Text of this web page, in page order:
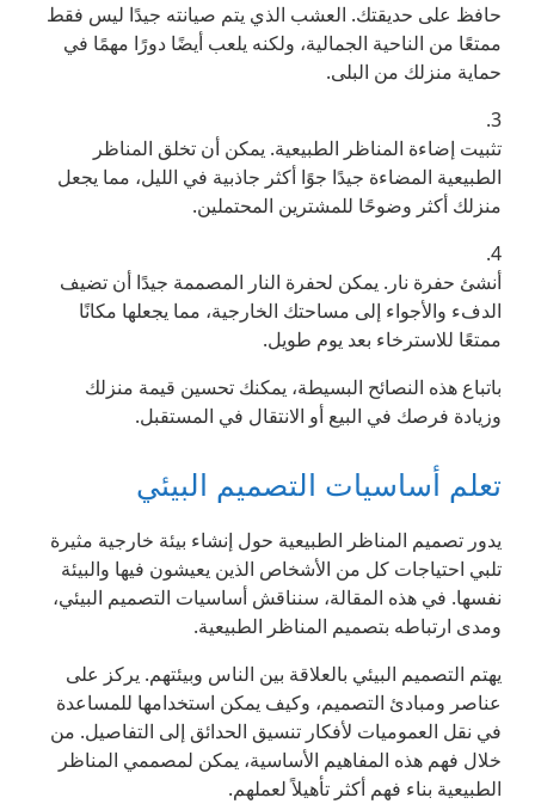
حافظ على حديقتك. العشب الذي يتم صيانته جيدًا ليس فقط
ممتعًا من الناحية الجمالية، ولكنه يلعب أيضًا دورًا مهمًا في
حماية منزلك من البلى.
3.
تثبيت إضاءة المناظر الطبيعية. يمكن أن تخلق المناظر
الطبيعية المضاءة جيدًا جوًا أكثر جاذبية في الليل، مما يجعل
منزلك أكثر وضوحًا للمشترين المحتملين.
4.
أنشئ حفرة نار. يمكن لحفرة النار المصممة جيدًا أن تضيف
الدفء والأجواء إلى مساحتك الخارجية، مما يجعلها مكانًا
ممتعًا للاسترخاء بعد يوم طويل.
باتباع هذه النصائح البسيطة، يمكنك تحسين قيمة منزلك
وزيادة فرصك في البيع أو الانتقال في المستقبل.
تعلم أساسيات التصميم البيئي
يدور تصميم المناظر الطبيعية حول إنشاء بيئة خارجية مثيرة
تلبي احتياجات كل من الأشخاص الذين يعيشون فيها والبيئة
نفسها. في هذه المقالة، سنناقش أساسيات التصميم البيئي،
ومدى ارتباطه بتصميم المناظر الطبيعية.
يهتم التصميم البيئي بالعلاقة بين الناس وبيئتهم. يركز على
عناصر ومبادئ التصميم، وكيف يمكن استخدامها للمساعدة
في نقل العموميات لأفكار تنسيق الحدائق إلى التفاصيل. من
خلال فهم هذه المفاهيم الأساسية، يمكن لمصممي المناظر
الطبيعية بناء فهم أكثر تأهيلاً لعملهم.